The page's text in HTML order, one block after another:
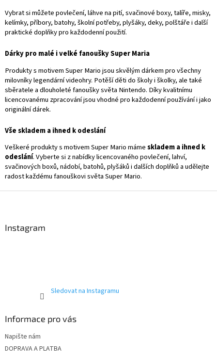
k
y
v
p
s
u
Vybrat si můžete povlečení, láhve na pití, svačinové boxy, talíře, misky,
kelímky, příbory, batohy, školní potřeby, plyšáky, deky, polštáře i další
praktické doplňky pro každodenní použití.
Dárky pro malé i velké fanoušky Super Maria
Produkty s motivem Super Mario jsou skvělým dárkem pro všechny
milovníky legendární videohry. Potěší děti do školy i školky, ale také
sběratele a dlouholeté fanoušky světa Nintendo. Díky kvalitnímu
licencovanému zpracování jsou vhodné pro každodenní používání i jako
originální dárek.
Vše skladem a ihned k odeslání
Veškeré produkty s motivem Super Mario mámeskladem a ihned k
odeslání. Vyberte si z nabídky licencovaného povlečení, lahví,
svačinových boxů, nádobí, batohů, plyšáků i dalších doplňků a udělejte
radost každému fanouškovi světa Super Mario.
Instagram
Sledovat na Instagramu
Informace pro vás
Napište nám
DOPRAVA A PLATBA